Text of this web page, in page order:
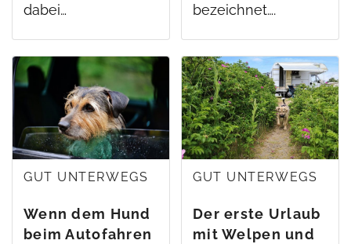
dabei…
bezeichnet….
GUT UNTERWEGS
Wenn dem Hund
beim Autofahren
GUT UNTERWEGS
Der erste Urlaub
mit Welpen und